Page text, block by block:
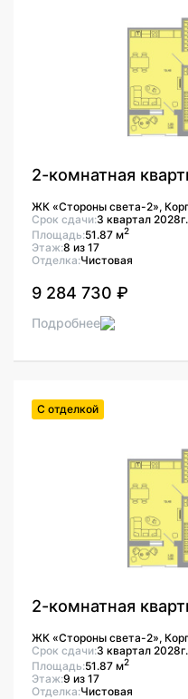
2-комнатная
ЖК «Стороны света-2»,
Срок сдачи:3 квартал 2028г.
Площадь:51.87 м2
Этаж:8 из 17
Отделка:Чистовая
9 284 730 ₽
Подробнее
С отделкой
2-комнатная
ЖК «Стороны света-2»,
Срок сдачи:3 квартал 2028г.
Площадь:51.87 м2
Этаж:9 из 17
Отделка:Чистовая